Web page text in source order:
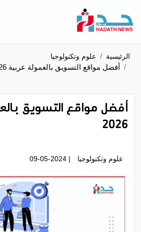
الرئيسية علوم وتكنولوجيا
أفضل مواقع التسويق بالعمولة عربية 2026
أفضل مواقع التسويق
2026
علوم وتكنولوجيا | 09-05-2024